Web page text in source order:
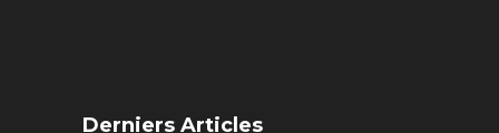
Derniers Articles